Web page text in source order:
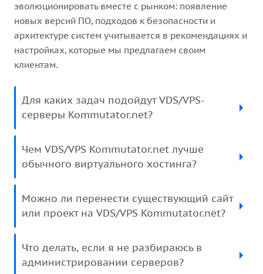
эволюционировать вместе с рынком: появление
новых версий ПО, подходов к безопасности и
архитектуре систем учитывается в рекомендациях и
настройках, которые мы предлагаем своим
клиентам.
Для каких задач подойдут VDS/VPS-
серверы Kommutator.net?
Чем VDS/VPS Kommutator.net лучше
обычного виртуального хостинга?
Можно ли перенести существующий сайт
или проект на VDS/VPS Kommutator.net?
Что делать, если я не разбираюсь в
администрировании серверов?